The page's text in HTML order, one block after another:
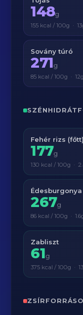
148g
155 kcal / 100g ·
Sovány túró
271g
85 kcal / 100g ·
Fehér rizs (főtt)
177g
130 kcal / 100g ·
Édesburgonya
267g
86 kcal / 100g ·
Zabliszt
61g
375 kcal / 100g ·